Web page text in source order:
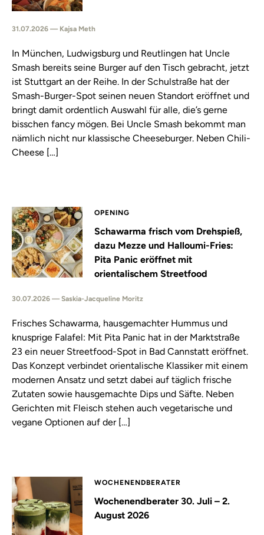
31.07.2026 — Kajsa Meth
In München, Ludwigsburg und Reutlingen hat Uncle
Smash bereits seine Burger auf den Tisch gebracht, jetzt
ist Stuttgart an der Reihe. In der Schulstraße hat der
Smash-Burger-Spot seinen neuen Standort eröffnet und
bringt damit ordentlich Auswahl für alle, die’s gerne
bisschen fancy mögen. Bei Uncle Smash bekommt man
nämlich nicht nur klassische Cheeseburger. Neben Chili-
Cheese […]
OPENING
Schawarma frisch vom Drehspieß,
dazu Mezze und Halloumi-Fries:
Pita Panic eröffnet mit
orientalischem Streetfood
30.07.2026 — Saskia-Jacqueline Moritz
Frisches Schawarma, hausgemachter Hummus und
knusprige Falafel: Mit Pita Panic hat in der Marktstraße
23 ein neuer Streetfood-Spot in Bad Cannstatt eröffnet.
Das Konzept verbindet orientalische Klassiker mit einem
modernen Ansatz und setzt dabei auf täglich frische
Zutaten sowie hausgemachte Dips und Säfte. Neben
Gerichten mit Fleisch stehen auch vegetarische und
vegane Optionen auf der […]
WOCHENENDBERATER
Wochenendberater 30. Juli – 2.
August 2026